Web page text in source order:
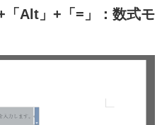
Alt」+「=」：数式モ